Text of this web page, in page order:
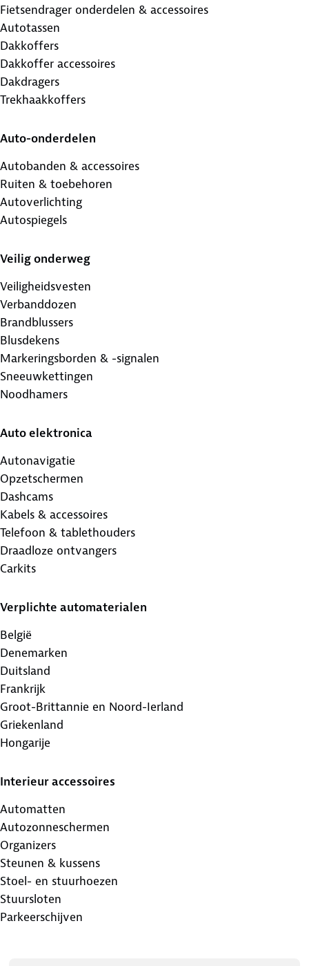
Fietsendrager onderdelen & accessoires
Autotassen
Dakkoffers
Dakkoffer accessoires
Dakdragers
Trekhaakkoffers
Auto-onderdelen
Autobanden & accessoires
Ruiten & toebehoren
Autoverlichting
Autospiegels
Veilig onderweg
Veiligheidsvesten
Verbanddozen
Brandblussers
Blusdekens
Markeringsborden & -signalen
Sneeuwkettingen
Noodhamers
Auto elektronica
Autonavigatie
Opzetschermen
Dashcams
Kabels & accessoires
Telefoon & tablethouders
Draadloze ontvangers
Carkits
Verplichte automaterialen
België
Denemarken
Duitsland
Frankrijk
Groot-Brittannie en Noord-Ierland
Griekenland
Hongarije
Interieur accessoires
Automatten
Autozonneschermen
Organizers
Steunen & kussens
Stoel- en stuurhoezen
Stuursloten
Parkeerschijven